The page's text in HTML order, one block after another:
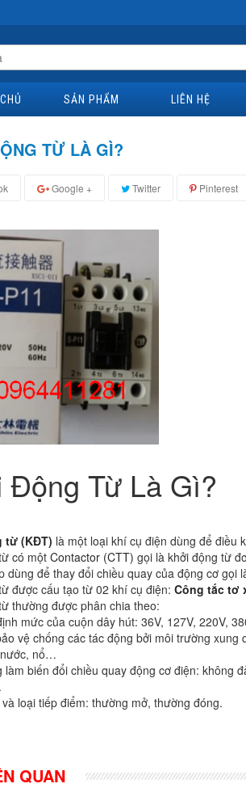
SẢN PHẨM LIÊN HỆ
TỪ LÀ GÌ?
Google + Twitter Pinterest
Động Từ Là Gì?
từ (KĐT) là một loại khí cụ điện dùng để điều
có mộtContactor (CTT) gọi là khởi động từ
dùng để thay đổi chiều quay của động cơ
được cấu tạo từ 02 khí cụ điện:Công tắc tơ
thường được phân chia theo:
mức của cuộn dây hút: 36V, 127V, 220V,
vệ chống các tác động bởi môi trường xung
nổ…
làm biến đổi chiều quay động cơ điện: không
loại tiếp điểm: thường mở, thường đóng.
QUAN